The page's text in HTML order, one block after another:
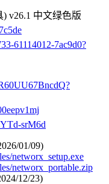
) v26.1 中文绿色版
61114012-7ac9d0?
srM6d
01/09)
networx_setup.exe
networx_portable.zip
12/23)